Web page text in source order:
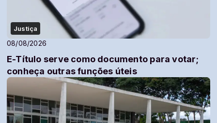
Justiça
08/08/2026
E-Título serve como documento para votar;
conheça outras funções úteis